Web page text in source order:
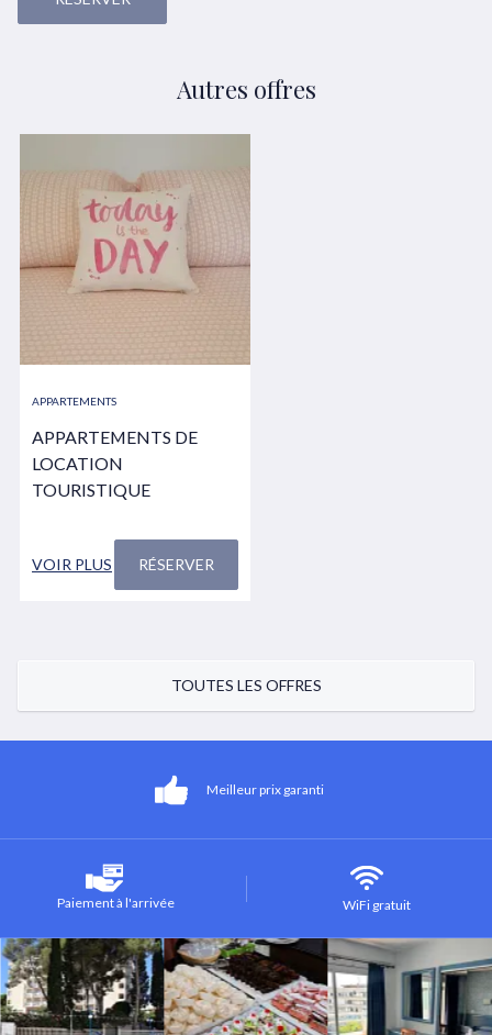
Autres offres
APPARTEMENTS
APPARTEMENTS DE
LOCATION
TOURISTIQUE
VOIR PLUS RÉSERVER
TOUTES LES OFFRES
Meilleur prix garanti
Paiement à l'arrivée WiFi gratuit